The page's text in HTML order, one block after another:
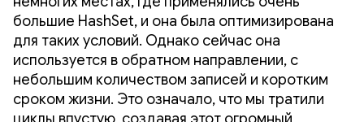
большие HashSet, и она была оптимизирована
для таких условий. Однако сейчас она
используется в обратном направлении, с
небольшим количеством записей и коротким
сроком жизни. Это означало, что мы тратили